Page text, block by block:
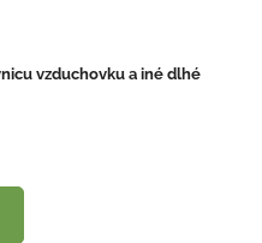
vzduchovku a iné dlhé